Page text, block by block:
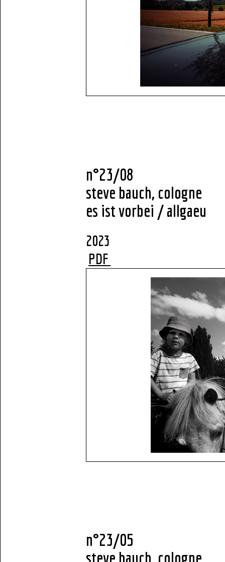
n°23/08
steve bauch, cologne
es ist vorbei / allgaeu
PDF
n°23/05
steve bauch, cologne